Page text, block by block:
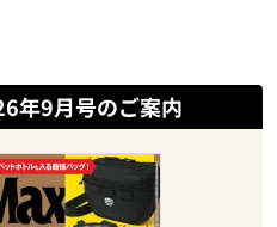
年9月号のご案内